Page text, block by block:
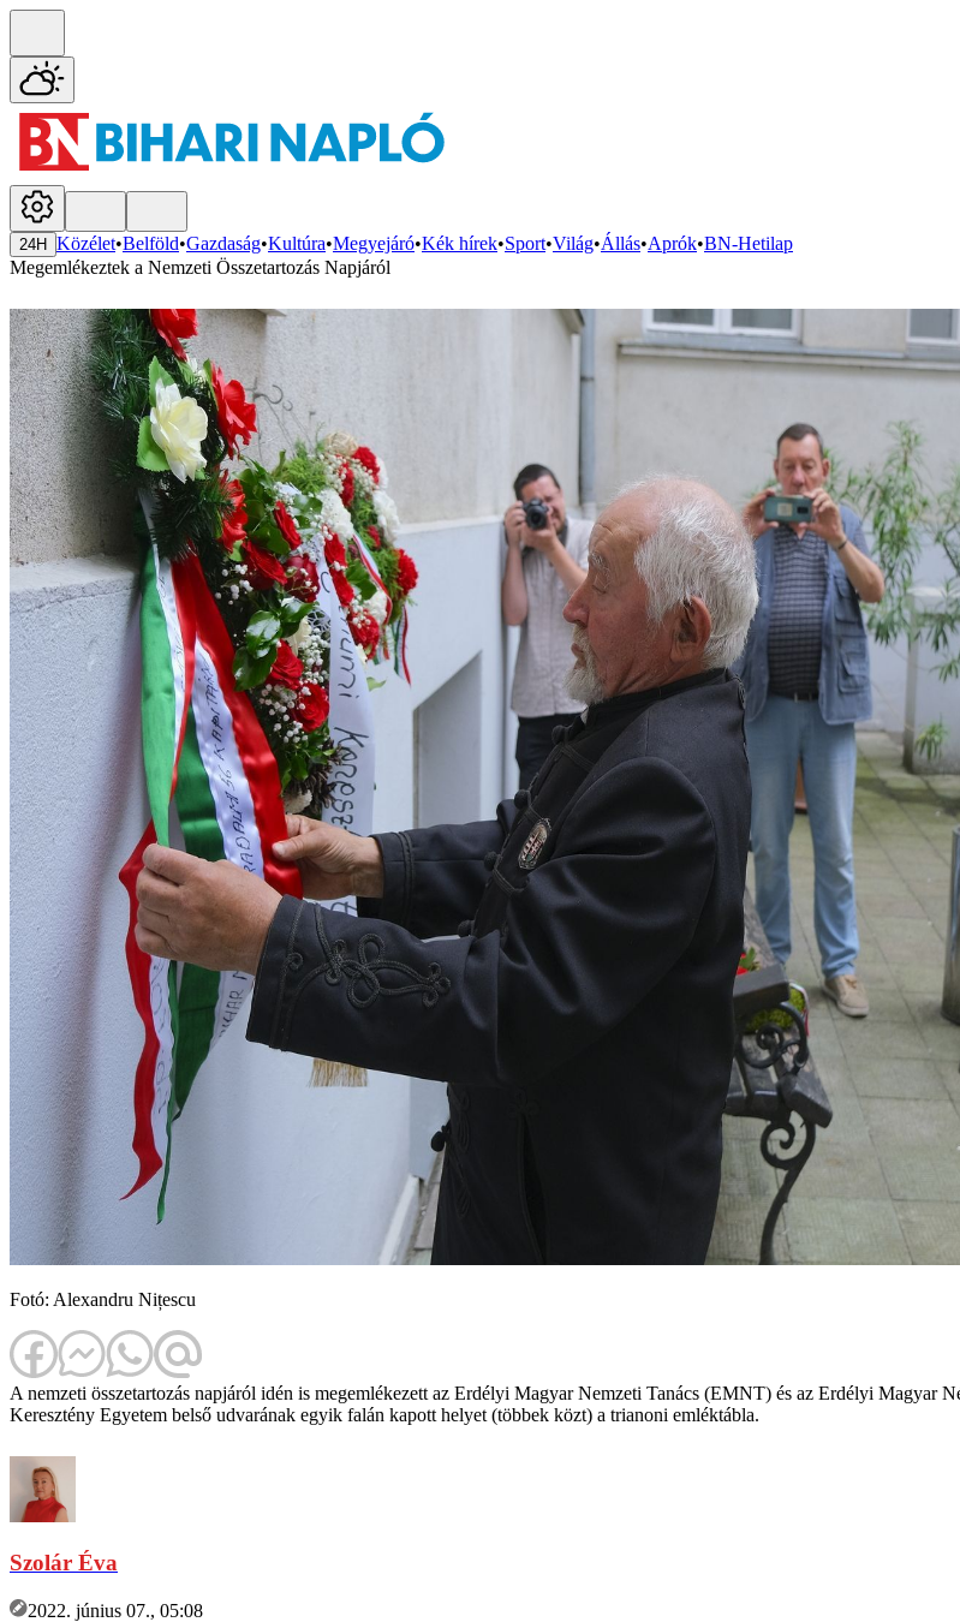
24H Közélet•Belföld•Gazdaság•Kultúra•Megyejáró•Kék hírek•Sport•Világ•Állás•Aprók•BN-Hetilap
Megemlékeztek a Nemzeti Összetartozás Napjáról
Fotó: Alexandru Nițescu
A nemzeti összetartozás napjáról idén is megemlékezett az Erdélyi Magyar Nemzeti Tanács (EMNT) és az Erdélyi Magyar
Keresztény Egyetem belső udvarának egyik falán kapott helyet (többek közt) a trianoni emléktábla.
Szolár Éva
2022. június 07., 05:08